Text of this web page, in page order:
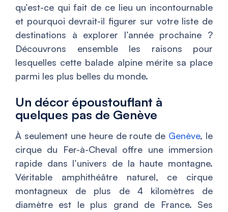
qu’est-ce qui fait de ce lieu un incontournable
et pourquoi devrait-il figurer sur votre liste de
destinations à explorer l’année prochaine ?
Découvrons ensemble les raisons pour
lesquelles cette balade alpine mérite sa place
parmi les plus belles du monde.
Un décor époustouflant à
quelques pas de Genève
À seulement une heure de route de Genève, le
cirque du Fer-à-Cheval offre une immersion
rapide dans l’univers de la haute montagne.
Véritable amphithéâtre naturel, ce cirque
montagneux de plus de 4 kilomètres de
diamètre est le plus grand de France. Ses